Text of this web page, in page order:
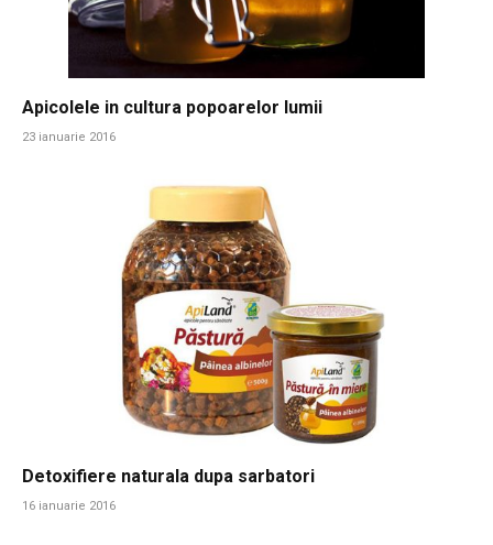
Apicolele in cultura popoarelor lumii
23 ianuarie 2016
Detoxifiere naturala dupa sarbatori
16 ianuarie 2016